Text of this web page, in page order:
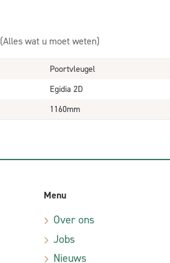
(Alles wat u moet weten)
Poortvleugel
Egidia 2D
1160mm
Menu
Over ons
Jobs
Nieuws